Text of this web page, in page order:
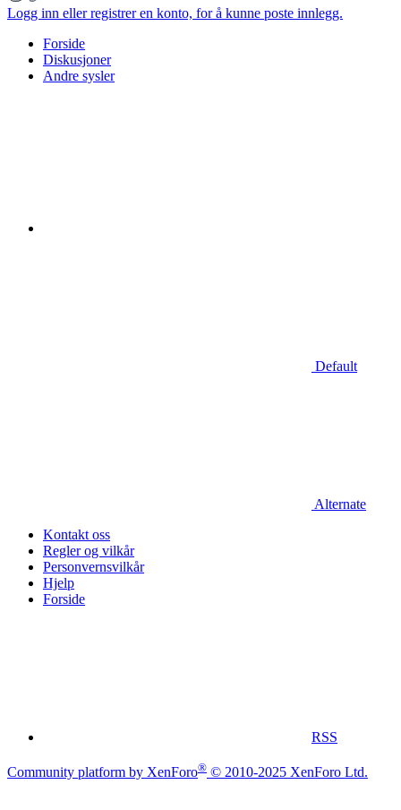
Logg inn eller registrer en konto, for å kunne poste innlegg.
Forside
Diskusjoner
Andre sysler
Default
Alternate
Kontakt oss
Regler og vilkår
Personvernsvilkår
Hjelp
Forside
RSS
Community platform by XenForo® © 2010-2025 XenForo Ltd.